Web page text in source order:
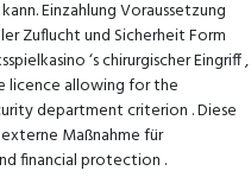
Einzahlung Voraussetzung
Zuflucht und Sicherheit Form
‘s chirurgischer Eingriff ,
licence allowing for the
department criterion . Diese
Maßnahme für
financial protection .